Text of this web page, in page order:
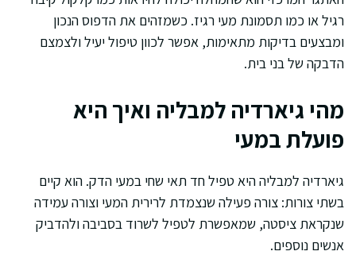
רגיל או כמו תסמונת מעי רגיז. כשמזהים את הדפוס הנכון
ומבצעים בדיקות מתאימות, אפשר לכוון טיפול יעיל ולצמצם
הדבקה של בני בית.
מהי גיארדיה למבליה ואיך היא
פועלת במעי
גיארדיה למבליה היא טפיל חד תאי שחי במעי הדק. הוא קיים
בשתי צורות: צורה פעילה שנצמדת לרירית המעי וצורה עמידה
שנקראת ציסטה, שמאפשרת לטפיל לשרוד בסביבה ולהדביק
אנשים נוספים.